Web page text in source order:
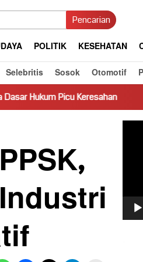
Pencarian
POLITIK KESEHATAN
Selebritis Sosok Otomotif
Keresahan Truk Miring